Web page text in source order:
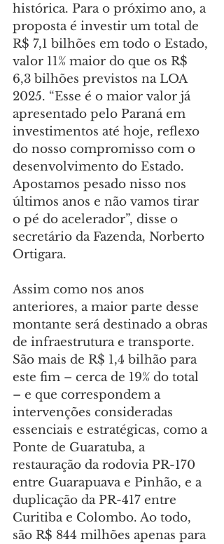
histórica. Para o próximo ano, a
proposta é investir um total de
R$ 7,1 bilhões em todo o Estado,
valor 11% maior do que os R$
6,3 bilhões previstos na LOA
2025. “Esse é o maior valor já
apresentado pelo Paraná em
investimentos até hoje, reflexo
do nosso compromisso com o
desenvolvimento do Estado.
Apostamos pesado nisso nos
últimos anos e não vamos tirar
o pé do acelerador”, disse o
secretário da Fazenda, Norberto
Ortigara.
Assim como nos anos
anteriores, a maior parte desse
montante será destinado a obras
de infraestrutura e transporte.
São mais de R$ 1,4 bilhão para
este fim – cerca de 19% do total
– e que correspondem a
intervenções consideradas
essenciais e estratégicas, como a
Ponte de Guaratuba, a
restauração da rodovia PR-170
entre Guarapuava e Pinhão, e a
duplicação da PR-417 entre
Curitiba e Colombo. Ao todo,
são R$ 844 milhões apenas para